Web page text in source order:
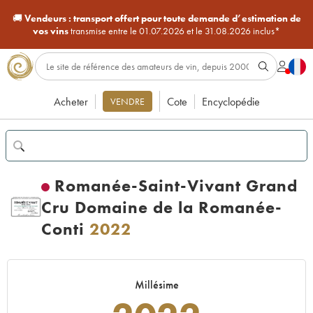
🚚Vendeurs : transport offert pour toute demande d’estimation de
vos vinstransmise entre le 01.07.2026 et le 31.08.2026 inclus*
Acheter VENDRE Cote Encyclopédie
Romanée-Saint-Vivant Grand
Cru Domaine de la Romanée-
Conti 2022
Millésime